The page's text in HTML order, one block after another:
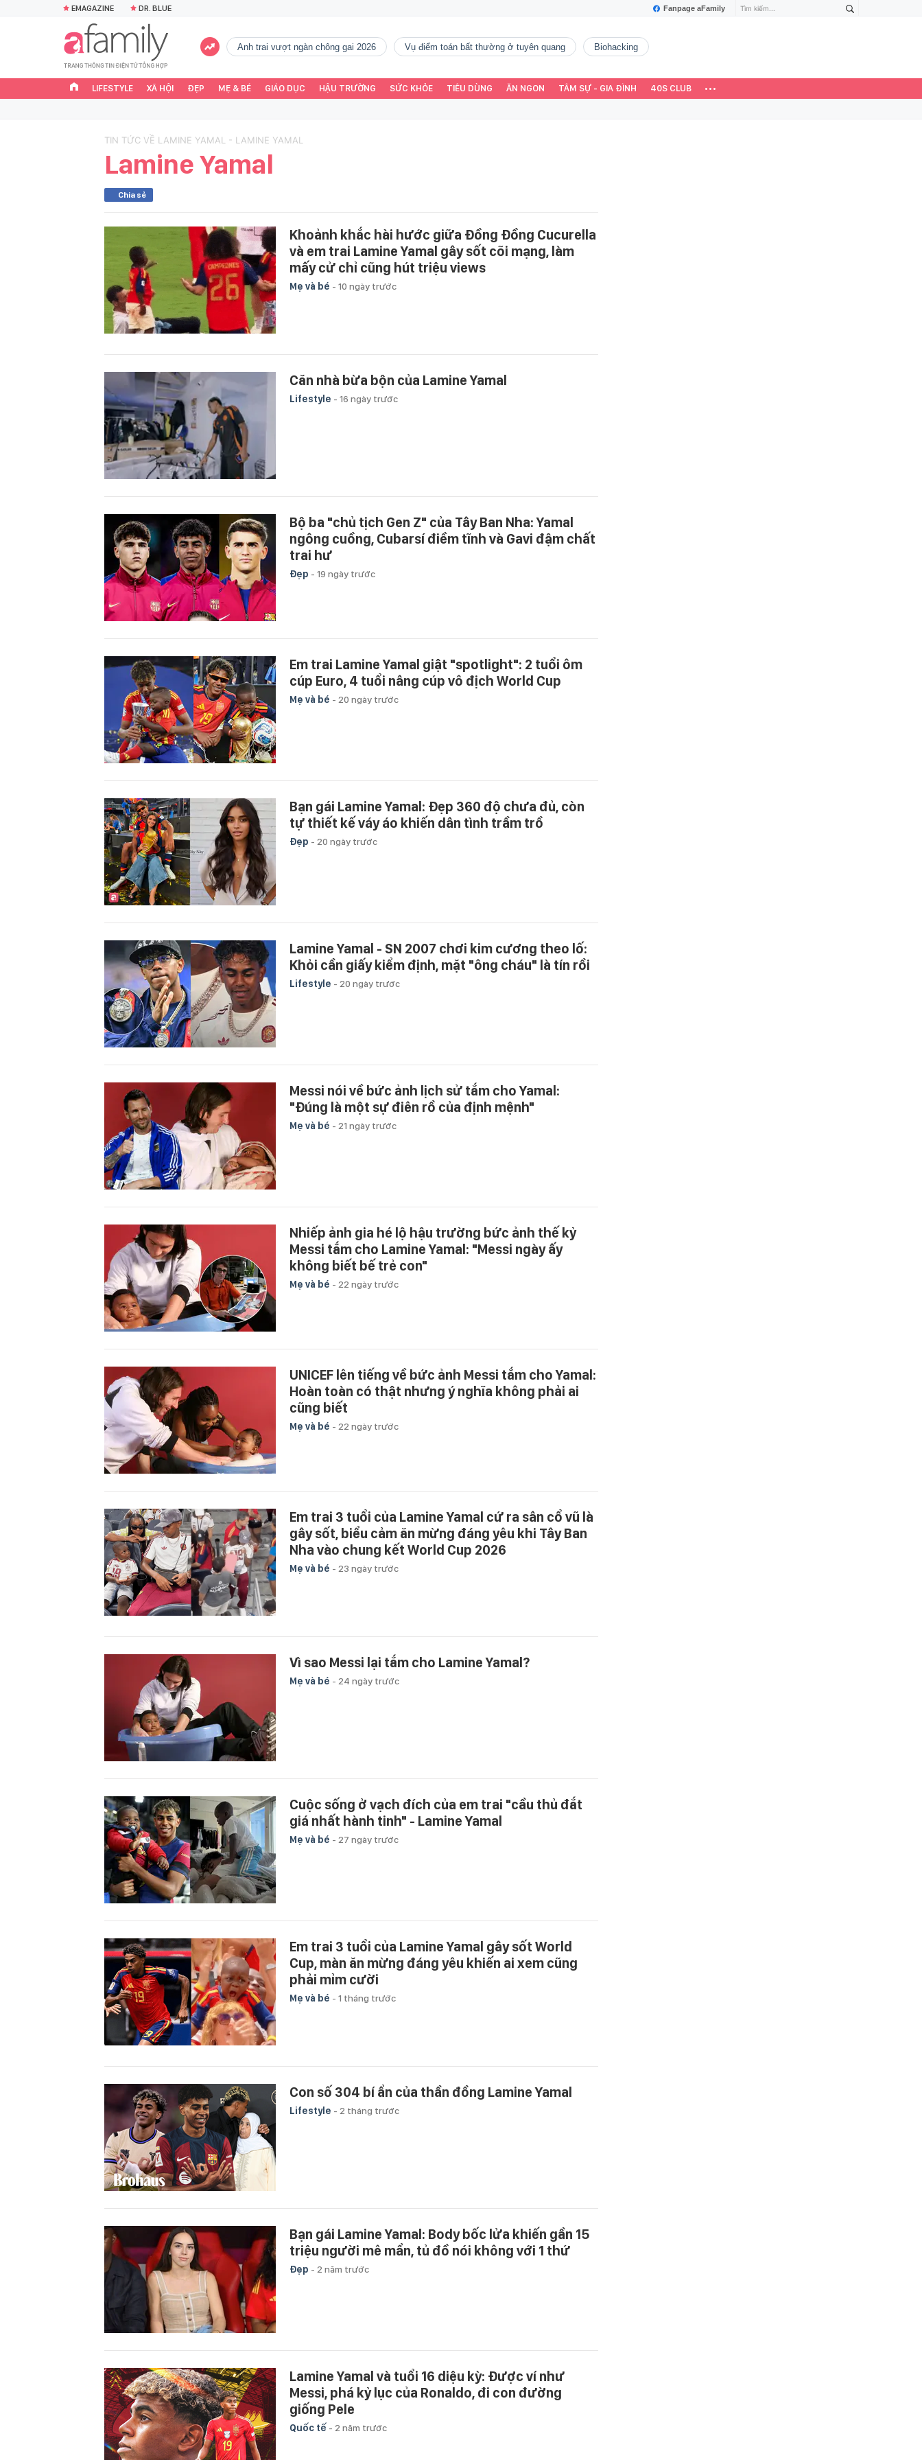
Fanpage aFamily
EMAGAZINE DR. BLUE
Anh trai vượt ngàn chông gai 2026 vụ điểm toán bất thường ở tuyên quang Biohacking
LIFESTYLE XÃ HỘI ĐẸP MẸ & BÉ GIÁO DỤC HẬU TRƯỜNG SỨC KHỎE TIÊU DÙNG ĂN NGON TÂM SỰ - GIA ĐÌNH 40S CLUB
TIN TỨC VỀ LAMINE YAMAL - LAMINE YAMAL
Lamine Yamal
Chia sẻ
Khoảnh khắc hài hước giữa Đồng Đồng Cucurella
và em trai Lamine Yamal gây sốt cõi mạng, làm
mấy cử chỉ cũng hút triệu views
Mẹ và bé - 10 ngày trước
Căn nhà bừa bộn của Lamine Yamal
Lifestyle - 16 ngày trước
Bộ ba "chủ tịch Gen Z" của Tây Ban Nha: Yamal
ngông cuồng, Cubarsí điềm tĩnh và Gavi đậm chất
trai hư
Đẹp - 19 ngày trước
Em trai Lamine Yamal giật "spotlight": 2 tuổi ôm
cúp Euro, 4 tuổi nâng cúp vô địch World Cup
Mẹ và bé - 20 ngày trước
Bạn gái Lamine Yamal: Đẹp 360 độ chưa đủ, còn
tự thiết kế váy áo khiến dân tình trầm trồ
Đẹp - 20 ngày trước
Lamine Yamal - SN 2007 chơi kim cương theo lố:
Khỏi cần giấy kiểm định, mặt "ông cháu" là tín rồi
Lifestyle - 20 ngày trước
Messi nói về bức ảnh lịch sử tắm cho Yamal:
"Đúng là một sự điên rồ của định mệnh"
Mẹ và bé - 21 ngày trước
Nhiếp ảnh gia hé lộ hậu trường bức ảnh thế kỷ
Messi tắm cho Lamine Yamal: "Messi ngày ấy
không biết bế trẻ con"
Mẹ và bé - 22 ngày trước
UNICEF lên tiếng về bức ảnh Messi tắm cho Yamal:
Hoàn toàn có thật nhưng ý nghĩa không phải ai
cũng biết
Mẹ và bé - 22 ngày trước
Em trai 3 tuổi của Lamine Yamal cứ ra sân cổ vũ là
gây sốt, biểu cảm ăn mừng đáng yêu khi Tây Ban
Nha vào chung kết World Cup 2026
Mẹ và bé - 23 ngày trước
Vì sao Messi lại tắm cho Lamine Yamal?
Mẹ và bé - 24 ngày trước
Cuộc sống ở vạch đích của em trai "cầu thủ đắt
giá nhất hành tinh" - Lamine Yamal
Mẹ và bé - 27 ngày trước
Em trai 3 tuổi của Lamine Yamal gây sốt World
Cup, màn ăn mừng đáng yêu khiến ai xem cũng
phải mỉm cười
Mẹ và bé - 1 tháng trước
Con số 304 bí ẩn của thần đồng Lamine Yamal
Lifestyle - 2 tháng trước
Bạn gái Lamine Yamal: Body bốc lửa khiến gần 15
triệu người mê mẩn, tủ đồ nói không với 1 thứ
Đẹp - 2 năm trước
Lamine Yamal và tuổi 16 diệu kỳ: Được ví như
Messi, phá kỷ lục của Ronaldo, đi con đường
giống Pele
Quốc tế - 2 năm trước